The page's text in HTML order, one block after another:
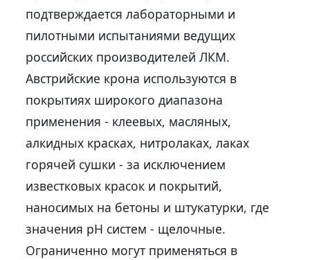
подтверждается лабораторными и
пилотными испытаниями ведущих
российских производителей ЛКМ.
Австрийские крона используются в
покрытиях широкого диапазона
применения - клеевых, масляных,
алкидных красках, нитролаках, лаках
горячей сушки - за исключением
известковых красок и покрытий,
наносимых на бетоны и штукатурки, где
значения рН систем - щелочные.
Ограниченно могут применяться в